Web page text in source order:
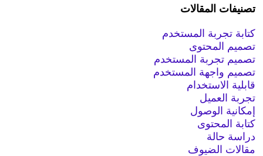
تصنيفات المقالات
كتابة تجربة المستخدم
تصميم المحتوى
تصميم تجربة المستخدم
تصميم واجهة المستخدم
قابلية الاستخدام
تجربة العميل
إمكانية الوصول
كتابة المحتوى
دراسة حالة
مقالات الضيوف